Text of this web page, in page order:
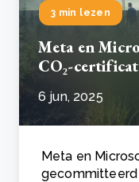
3 min lezen
Meta en
CO₂-
6 jun, 2025
Meta en
gecommitteerd